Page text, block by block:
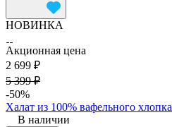
НОВИНКА
Акционная цена
2 699 ₽
5 399 ₽
-50%
Халат из 100% вафельного хлопка
В наличии